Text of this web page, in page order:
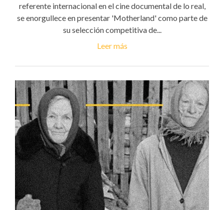
referente internacional en el cine documental de lo real,
se enorgullece en presentar 'Motherland' como parte de
su selección competitiva de...
Leer más